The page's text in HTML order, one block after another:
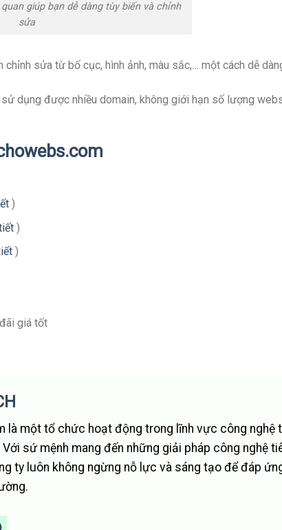
giúp bạn dễ dàng tùy biến và chỉnh
sửa
sửa từ bố cục, hình ảnh, màu sắc,… một cách dễ
dụng được nhiều domain, không giới hạn số lượng
)
)
)
giá tốt
là một tổ chức hoạt động trong lĩnh vực công nghệ
sứ mệnh mang đến những giải pháp công nghệ
ty luôn không ngừng nỗ lực và sáng tạo để đáp